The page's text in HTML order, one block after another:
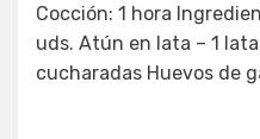
Cocción: 1 hora
uds. Atún en lata – 1
cucharadas Huevos de